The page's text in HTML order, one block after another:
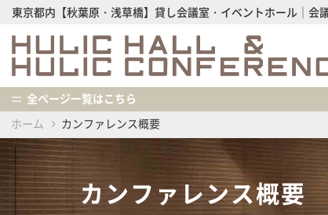
東京都内【秋葉原・浅草橋】貸し会議室・イベントホール│会
全ページ一覧はこちら
ホーム
カンファレンス概要
カンファレンス概要